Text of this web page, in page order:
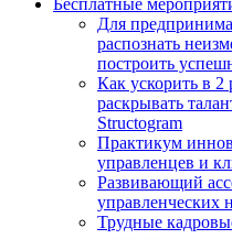
Бесплатные
Для
распознать
построить
Как ускорить в 2
раскрывать
Structogram
Практикум
управленцев и
Развивающий
управленческих
Трудные